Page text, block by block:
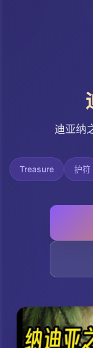
迪亚纳
Treasure 护符